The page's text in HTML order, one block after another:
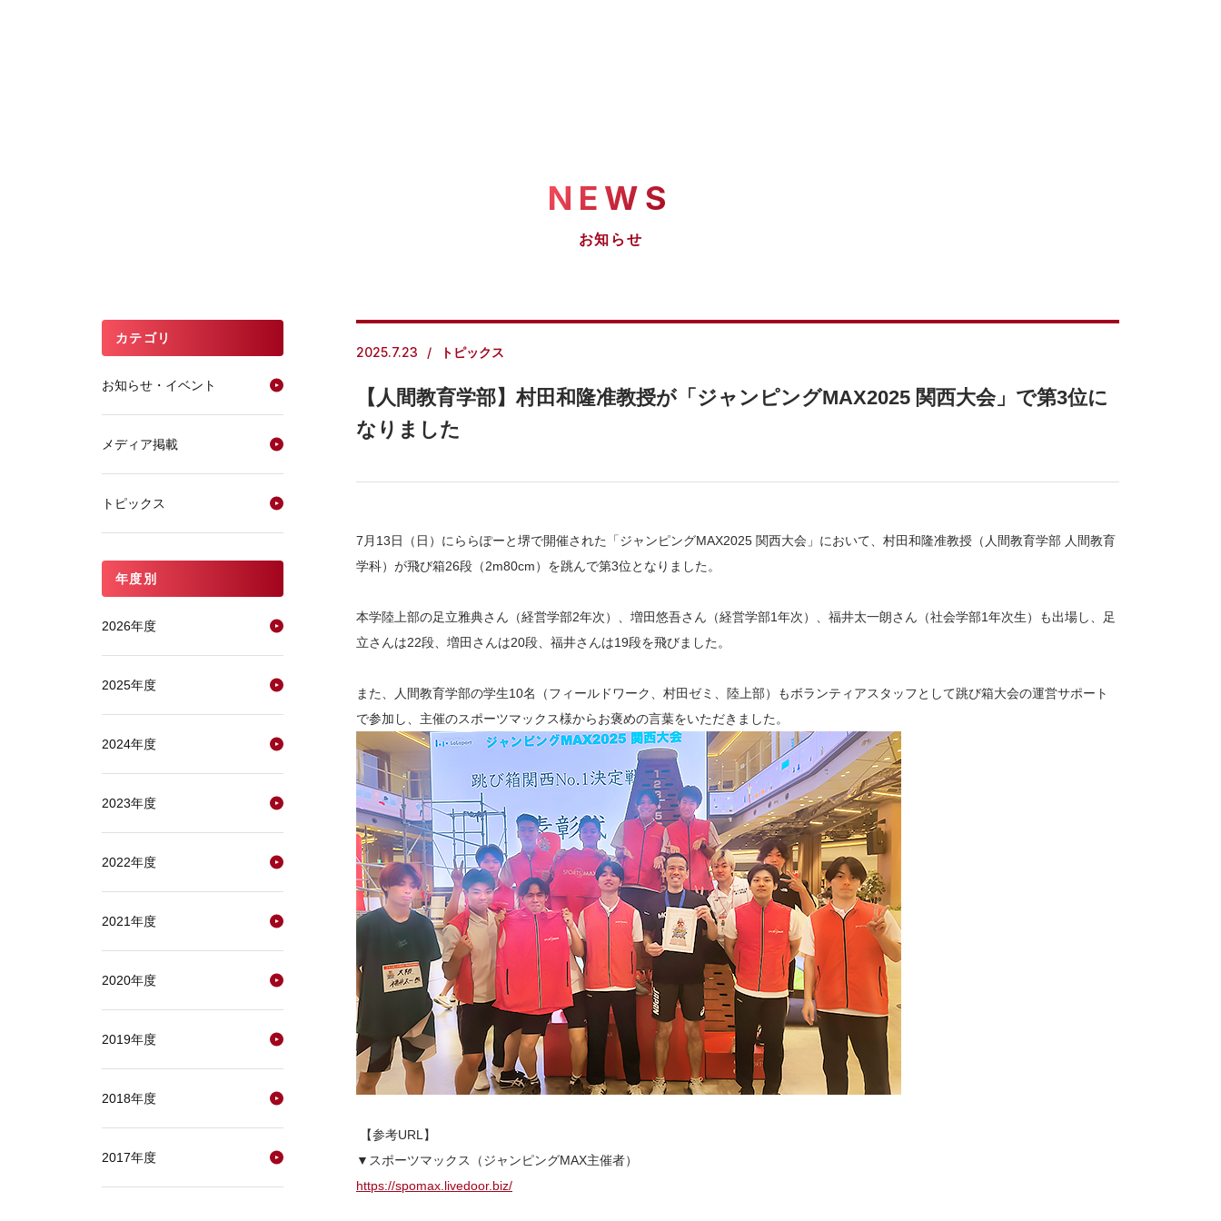
NEWS
お知らせ
2025.7.23 トピックス
【人間教育学部】村田和隆准教授が「ジャンピングMAX2025 関西大会」で第3位に
なりました
7月13日（日）にららぽーと堺で開催された「ジャンピングMAX2025 関西大会」において、村田和隆准教授（人間教育学部 人間教育
学科）が飛び箱26段（2m80cm）を跳んで第3位となりました。
本学陸上部の足立雅典さん（経営学部2年次）、増田悠吾さん（経営学部1年次）、福井太一朗さん（社会学部1年次生）も出場し、足
立さんは22段、増田さんは20段、福井さんは19段を飛びました。
また、人間教育学部の学生10名（フィールドワーク、村田ゼミ、陸上部）もボランティアスタッフとして跳び箱大会の運営サポート
で参加し、主催のスポーツマックス様からお褒めの言葉をいただきました。
【参考URL】
▼スポーツマックス（ジャンピングMAX主催者）
https://spomax.livedoor.biz/
カテゴリ
お知らせ・イベント
メディア掲載
トピックス
年度別
2026年度
2025年度
2024年度
2023年度
2022年度
2021年度
2020年度
2019年度
2018年度
2017年度